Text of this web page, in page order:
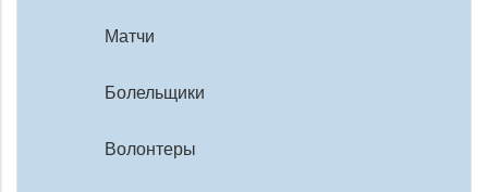
Матчи
Болельщики
Волонтеры